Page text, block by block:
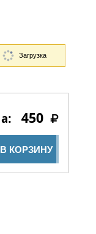
450
В КОРЗИНУ
Загрузка